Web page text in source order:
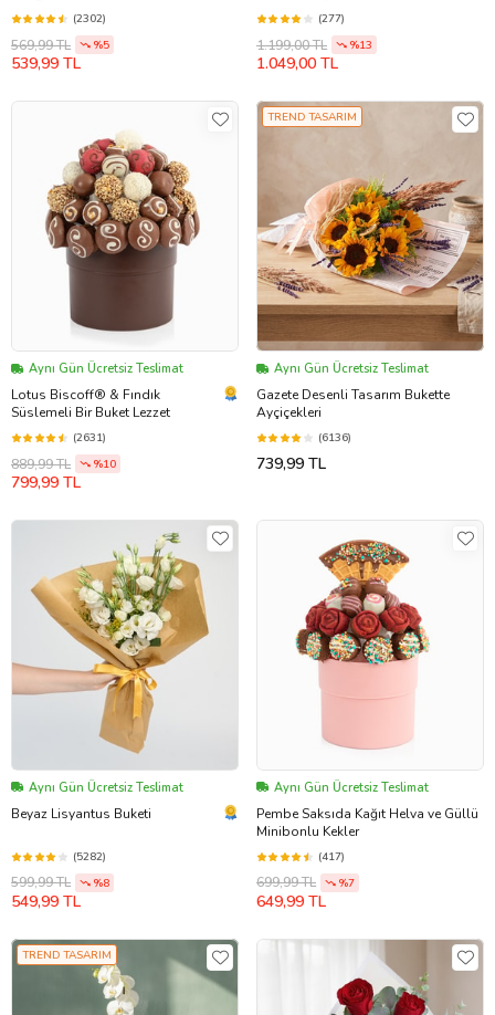
(2302)
569,99 TL %5
539,99 TL
(277)
1.199,00 TL %13
1.049,00 TL
Aynı Gün Ücretsiz Teslimat
Lotus Biscoff® & Fındık
Süslemeli Bir Buket Lezzet
(2631)
889,99 TL %10
799,99 TL
TREND TASARIM
Aynı Gün Ücretsiz Teslimat
Gazete Desenli Tasarım Bukette
Ayçiçekleri
(6136)
739,99 TL
Aynı Gün Ücretsiz Teslimat
Beyaz Lisyantus Buketi
(5282)
599,99 TL %8
549,99 TL
Aynı Gün Ücretsiz Teslimat
Pembe Saksıda Kağıt Helva ve Güllü
Minibonlu Kekler
(417)
699,99 TL %7
649,99 TL
TREND TASARIM